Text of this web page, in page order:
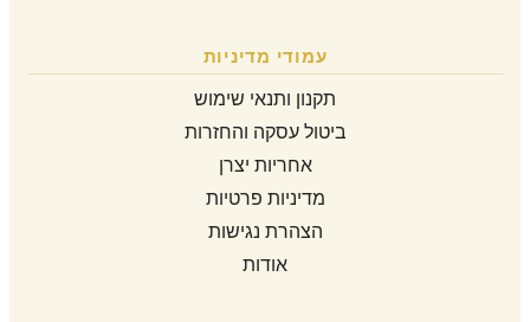
עמודי מדיניות
תקנון ותנאי שימוש
ביטול עסקה והחזרות
אחריות יצרן
מדיניות פרטיות
הצהרת נגישות
אודות